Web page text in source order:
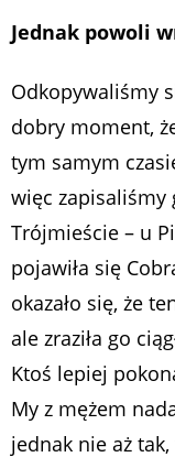
Jednak powoli
Odkopywaliśmy
dobry moment,
tym samym
więc zapisaliśmy
Trójmieście – u
pojawiła się
okazało się, że
ale zraziła go
Ktoś lepiej
My z mężem
jednak nie aż